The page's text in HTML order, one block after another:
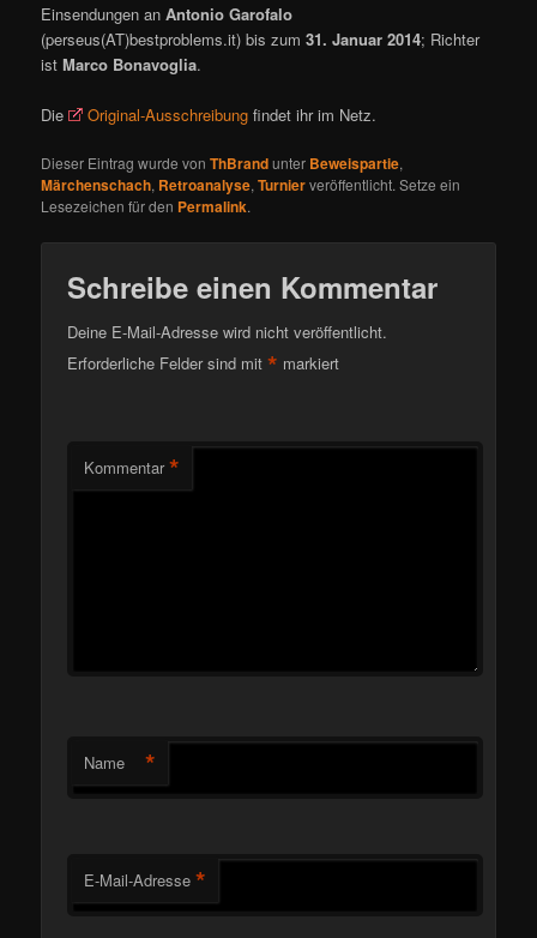
Einsendungen anAntonio Garofalo
(perseus(AT)bestproblems.it) bis zum31. Januar 2014; Richter
istMarco Bonavoglia.
Die Original-Ausschreibung findet ihr im Netz.
Dieser Eintrag wurde vonThBrandunter Beweispartie,
Märchenschach, Retroanalyse,Turnierveröffentlicht. Setze ein
Lesezeichen für den Permalink.
Schreibe einen Kommentar
Deine E-Mail-Adresse wird nicht veröffentlicht.
Erforderliche Felder sind mit* markiert
Kommentar *
Name *
E-Mail-Adresse *